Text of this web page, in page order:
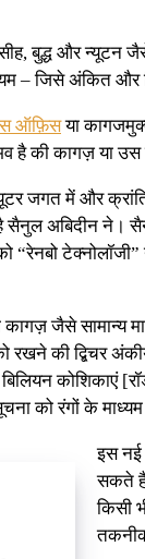
बुद्ध और
– जिसे अंकित और
ऑफ़िसया
की कागज़ या
में और
अबिदीन ने।
जैसे सामान्य
की द्बिचर
को रंगों के माध्यम
इस नई
सकते
किसी